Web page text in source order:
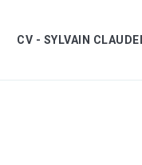
CV - SYLVAIN